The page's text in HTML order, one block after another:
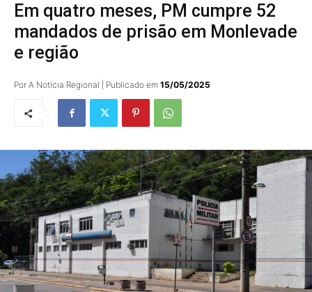
Em quatro meses, PM cumpre 52
mandados de prisão em Monlevade
e região
Por A Notícia Regional | Publicado em 15/05/2025